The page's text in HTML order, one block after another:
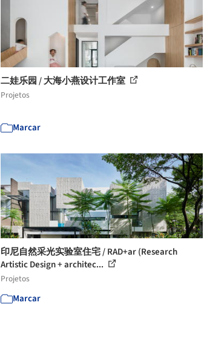
二娃乐园 / 大海小燕设计工作室
Projetos
Marcar
印尼自然采光实验室住宅 / RAD+ar (Research
Artistic Design + architec...
Projetos
Marcar